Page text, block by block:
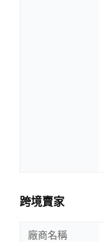
跨境賣家
廠商名稱